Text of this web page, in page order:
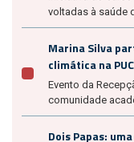
voltadas à saúde
Marina Silva
climática na
Evento da
comunidade
Dois Papas: